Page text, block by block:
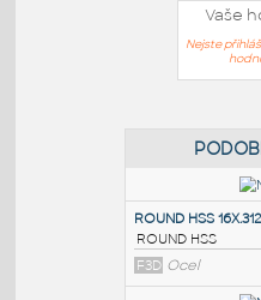
Vaše
Nejste